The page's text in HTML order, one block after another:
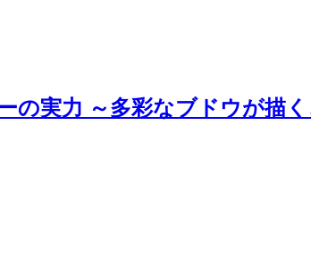
実力 ～多彩なブドウが描